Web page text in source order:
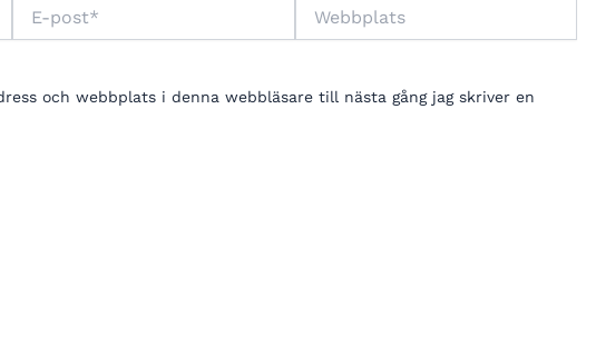
post*
och webbplats i denna webbläsare till nästa gång jag skriver en